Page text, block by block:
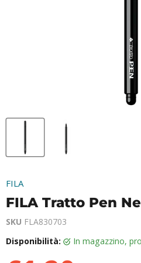
FILA
FILA Tratto Pen
SKU FLA830703
Disponibilità:
in magazzino,